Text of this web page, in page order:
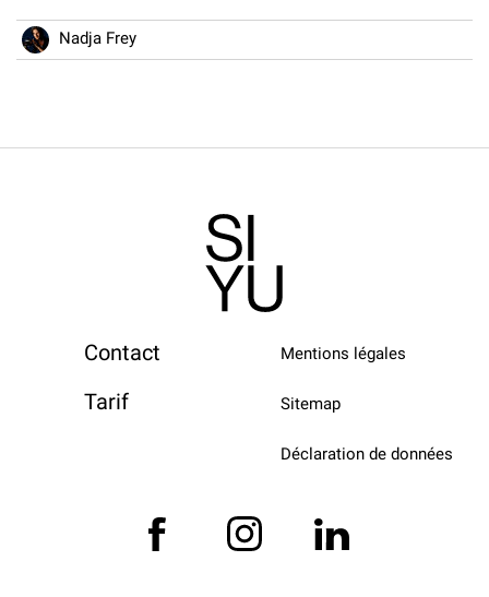
Nadja Frey
Contact
Tarif
Mentions légales
Sitemap
Déclaration de données